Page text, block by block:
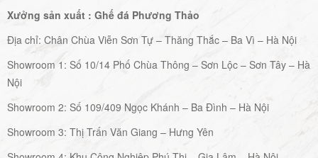
Xưởng sản xuất : Ghế đá Phương Thảo
Địa chỉ: Chân Chùa Viễn Sơn Tự – Thăng Thắc – Ba Vì – Hà Nội
Showroom 1: Số 10/14 Phố Chùa Thông – Sơn Lộc – Sơn Tây – Hà
Nội
Showroom 2: Số 109/409 Ngọc Khánh – Ba Đình – Hà Nội
Showroom 3: Thị Trấn Văn Giang – Hưng Yên